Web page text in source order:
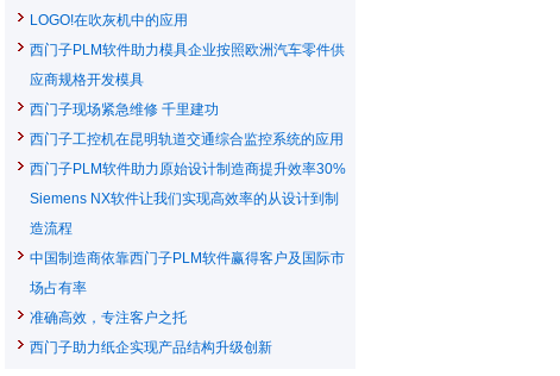
LOGO!在吹灰机中的应用
西门子PLM软件助力模具企业按照欧洲汽车零件供
应商规格开发模具
西门子现场紧急维修 千里建功
西门子工控机在昆明轨道交通综合监控系统的应用
西门子PLM软件助力原始设计制造商提升效率30%
Siemens NX软件让我们实现高效率的从设计到制
造流程
中国制造商依靠西门子PLM软件赢得客户及国际市
场占有率
准确高效，专注客户之托
西门子助力纸企实现产品结构升级创新